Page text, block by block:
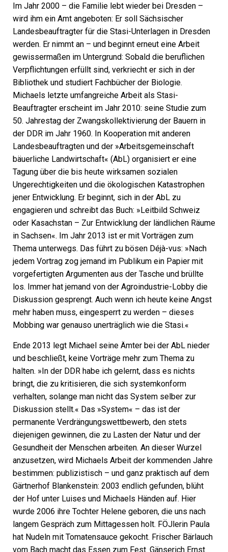
Im Jahr 2000 – die Familie lebt wieder bei Dresden –
wird ihm ein Amt angeboten: Er soll Sächsischer
Landesbeauftragter für die Stasi-Unterlagen in Dresden
werden. Er nimmt an – und beginnt erneut eine Arbeit
gewissermaßen im Untergrund: Sobald die beruflichen
Verpflichtungen erfüllt sind, verkriecht er sich in der
Bibliothek und studiert Fachbücher der Biologie.
Michaels letzte umfangreiche Arbeit als Stasi-
Beauftragter erscheint im Jahr 2010: seine Studie zum
50. Jahrestag der Zwangskollektivierung der Bauern in
der DDR im Jahr 1960. In Kooperation mit anderen
Landesbeauftragten und der »Arbeitsgemeinschaft
bäuerliche Landwirtschaft« (AbL) organisiert er eine
Tagung über die bis heute wirksamen sozialen
Ungerechtigkeiten und die ökologischen Katastrophen
jener Entwicklung. Er beginnt, sich in der AbL zu
engagieren und schreibt das Buch: »Leitbild Schweiz
oder Kasachstan – Zur Entwicklung der ländlichen Räume
in Sachsen«. Im Jahr 2013 ist er mit Vorträgen zum
Thema unterwegs. Das führt zu bösen Déjà-vus: »Nach
jedem Vortrag zog jemand im Publikum ein Papier mit
vorgefertigten Argumenten aus der Tasche und brüllte
los. Immer hat jemand von der Agroindustrie-Lobby die
Diskussion gesprengt. Auch wenn ich heute keine Angst
mehr haben muss, eingesperrt zu werden – dieses
Mobbing war genauso unerträglich wie die Stasi.«
Ende 2013 legt Michael seine Ämter bei der AbL nieder
und beschließt, keine Vorträge mehr zum Thema zu
halten. »In der DDR habe ich gelernt, dass es nichts
bringt, die zu kritisieren, die sich systemkonform
verhalten, solange man nicht das System selber zur
Diskussion stellt.« Das »System« – das ist der
permanente Verdrängungswettbewerb, den stets
diejenigen gewinnen, die zu Lasten der Natur und der
Gesundheit der Menschen arbeiten. An dieser Wurzel
anzusetzen, wird Michaels Arbeit der kommenden Jahre
bestimmen: publizistisch – und ganz praktisch auf dem
Gärtnerhof Blankenstein: 2003 endlich gefunden, blüht
der Hof unter Luises und Michaels Händen auf. Hier
wurde 2006 ihre Tochter Helene geboren, die uns nach
langem Gespräch zum Mittagessen holt. FÖJlerin Paula
hat Nudeln mit Tomatensauce gekocht. Frischer Bärlauch
vom Bach macht das Essen zum Fest. Gänserich Ernst